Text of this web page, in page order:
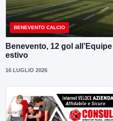
BENEVENTO CALCIO
Benevento, 12 gol
estivo
16 LUGLIO 2026